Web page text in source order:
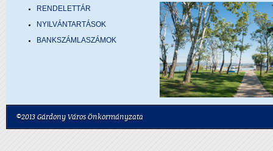
RENDELETTÁR
NYILVÁNTARTÁSOK
BANKSZÁMLASZÁMOK
©2013 Gárdony Város Önkormányzata